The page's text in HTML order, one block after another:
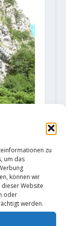
zu
um das
können wir
Website
oder
werden.